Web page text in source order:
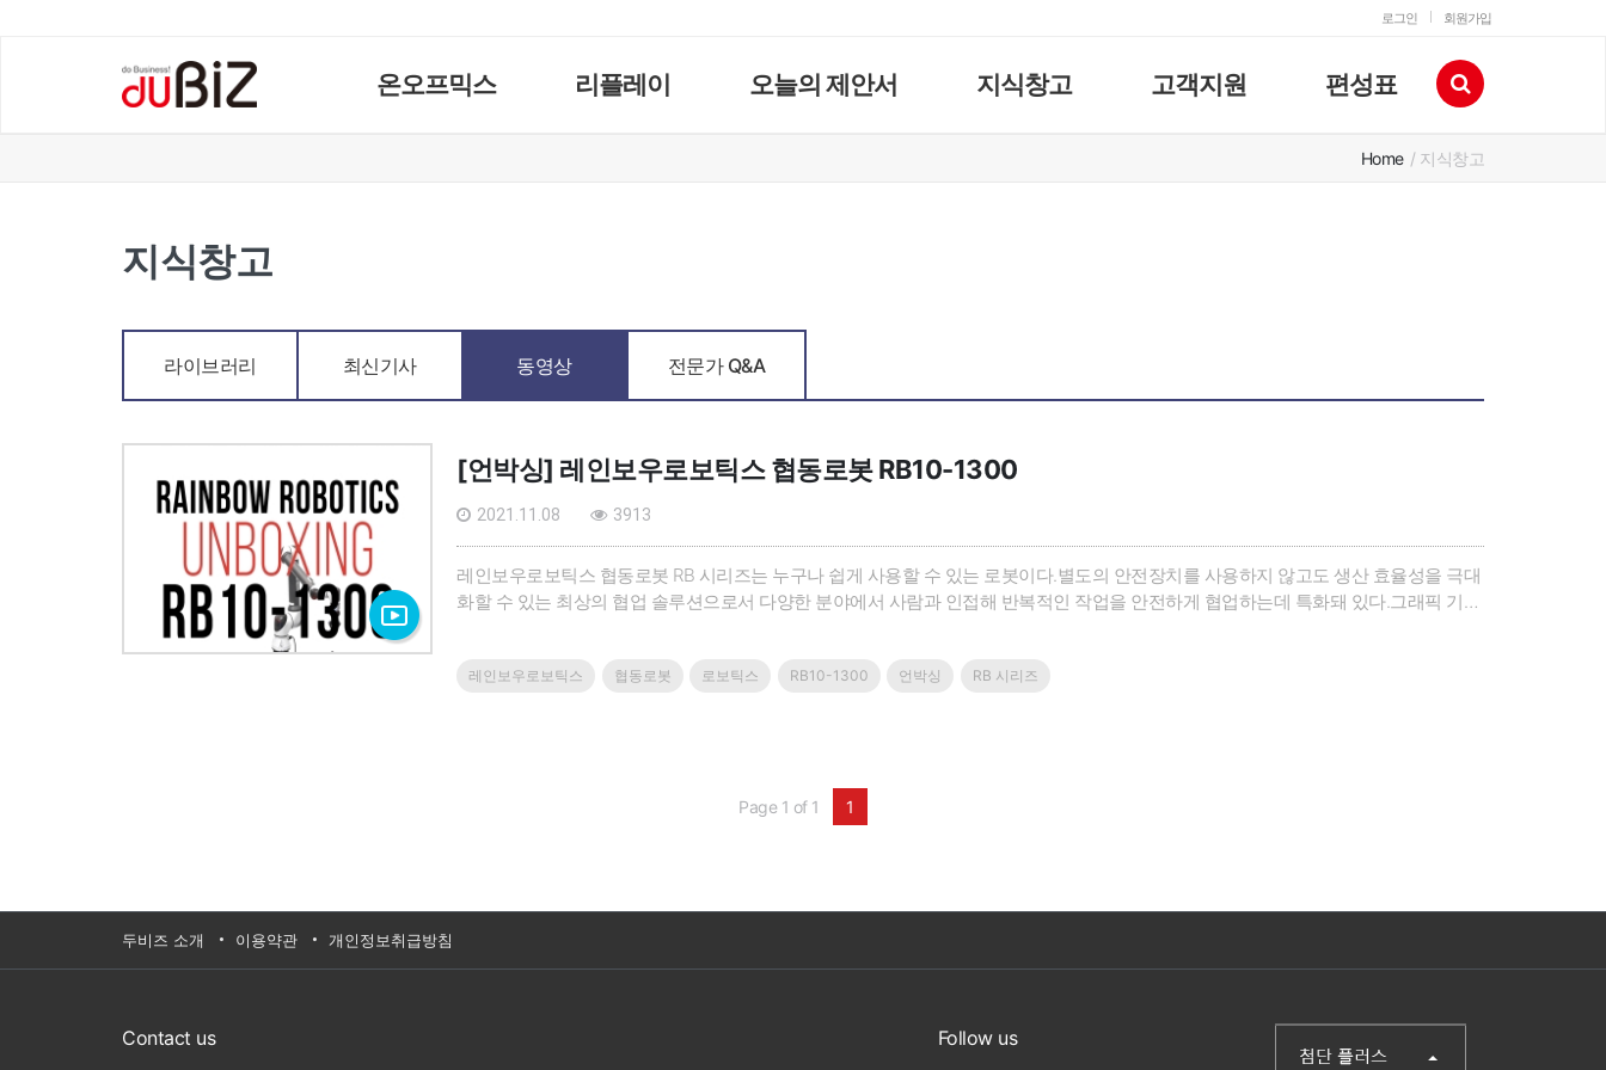
로그인 회원가입
온오프믹스 리플레이 오늘의 제안서 지식창고 고객지원 편성표
Home / 지식창고
지식창고
라이브러리 최신기사 동영상 전문가 Q&A
[언박싱] 레인보우로보틱스 협동로봇 RB10-1300
2021.11.08 3913
레인보우로보틱스 협동로봇 RB 시리즈는 누구나 쉽게 사용할 수 있는 로봇이다.별도의 안전장치를 사용하지 않고도 생산 효율성을 극대
화할 수 있는 최상의 협업 솔루션으로서 다양한 분야에서 사람과 인접해 반복적인 작업을 안전하게 협업하는데 특화돼 있다.그래픽 기반
작업환경에 적용될 수 있다.RB 10-13000은 가반하중 10kg, 최대 작업영역 1300mm로, RB 시리즈 제품군 중 최대 하중 모델이다. 포장,
레인보우로보틱스 협동로봇 로보틱스 RB10-1300 언박싱 RB 시리즈
Page 1 of 1 1
두비즈 소개 이용약관 개인정보취급방침
Contact us Follow us (주)첨단